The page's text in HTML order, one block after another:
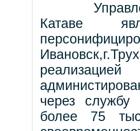
Катаве
через службу
более 75